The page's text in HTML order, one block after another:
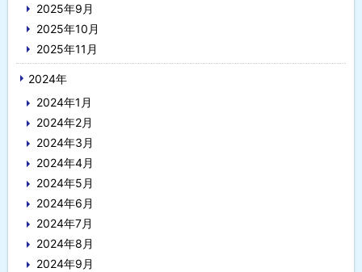
2025年9月
2025年10月
2025年11月
2024年
2024年1月
2024年2月
2024年3月
2024年4月
2024年5月
2024年6月
2024年7月
2024年8月
2024年9月